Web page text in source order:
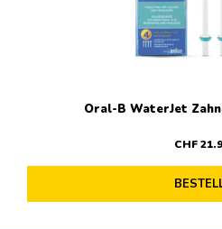
Oral-B WaterJet
CHF21.